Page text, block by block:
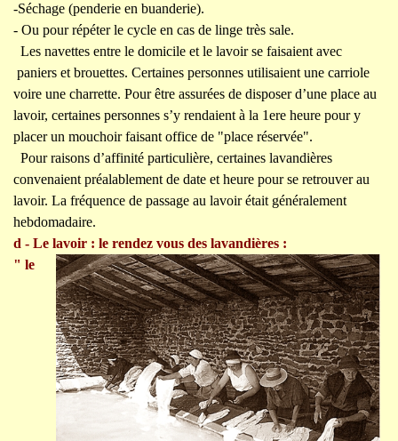
-Séchage (penderie en buanderie).
- Ou pour répéter le cycle en cas de linge très sale.
Les navettes entre le domicile et le lavoir se faisaient avec
paniers et brouettes. Certaines personnes utilisaient une carriole
voire une charrette. Pour être assurées de disposer d’une place au
lavoir, certaines personnes s’y rendaient à la 1ere heure pour y
placer un mouchoir faisant office de "place réservée".
Pour raisons d’affinité particulière, certaines lavandières
convenaient préalablement de date et heure pour se retrouver au
lavoir. La fréquence de passage au lavoir était généralement
hebdomadaire.
d - Le lavoir : le rendez vous des lavandières :
" le